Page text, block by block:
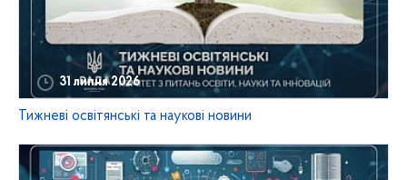
31 липня 2026
Тижневі освітянські та наукові новини